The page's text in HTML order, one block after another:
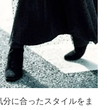
に合ったスタイルをま